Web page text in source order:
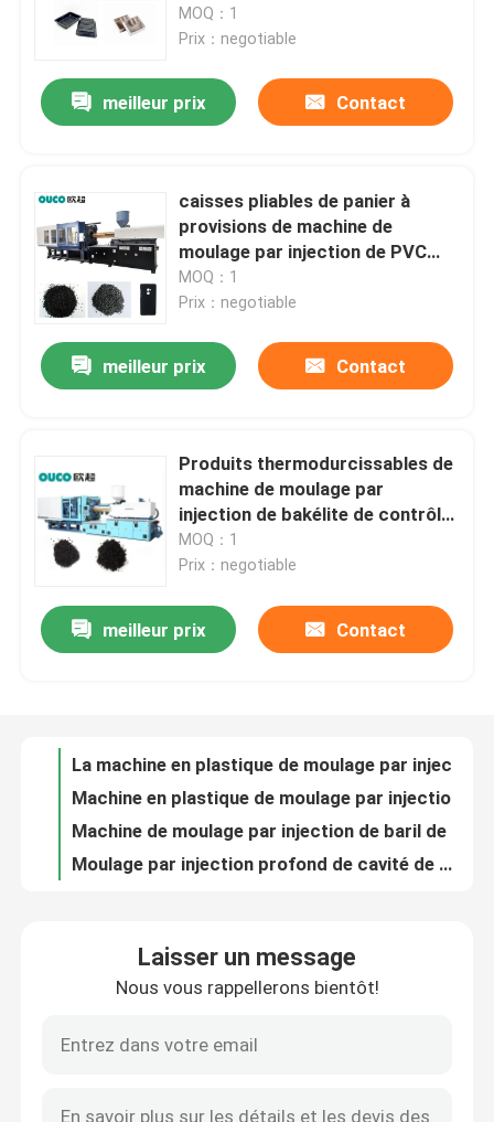
Maison
Produits
Au sujet de nous
Contrôle de qualité
Contactez-nous
Machine de moulage par injection de seau
Machines en plastique de moulage par injection
Machine automatique de moulage par injection
structure de conception
MOQ：1
Prix：negotiable
meilleur prix Contact
caisses pliables de panier à
provisions de machine de
moulage par injection de PVC
1100T
MOQ：1
Prix：negotiable
meilleur prix Contact
Produits thermodurcissables de
machine de moulage par
injection de bakélite de contrôle
de haute précision
MOQ：1
Prix：negotiable
meilleur prix Contact
La machine en plastique de moulage par injection de série de G CHOIENT la machine en plastique de moulage
Moulage par injection automatique de machine de moulage par injection de baril de vis d'OUCO 700T
Machine hydraulique de moulage par injection d'économie en plastique pour le panier 160 tonnes
Laisser un message
Nous vous rappellerons bientôt!